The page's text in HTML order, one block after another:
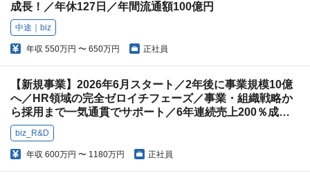
成長！／年休127日／年間流通額100億円
中途｜biz
年収 550万円 〜 650万円 正社員
【新規事業】2026年6月スタート／2年後に事業規模10億
へ／HR領域の完全ゼロイチフェーズ／事業・組織戦略か
ら採用まで一気通貫でサポート／6年連続売上200％成長
／年休127日
biz_R&D
年収 600万円 〜 1180万円 正社員